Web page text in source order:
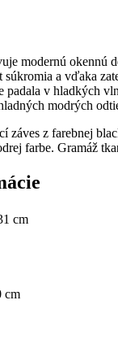
modernú okennú
a vďaka
padala v hladkých
modrých
záves z farebnej
farbe. Gramáž
cm
cm